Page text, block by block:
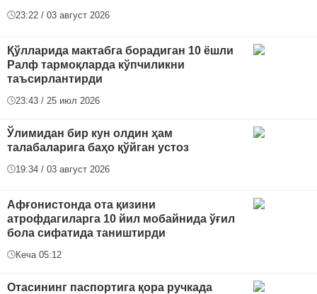
23:22 / 03 август 2026
Қўлларида мактабга борадиган 10 ёшли
Ралф тармоқларда кўпчиликни
таъсирлантирди
23:43 / 25 июл 2026
Ўлимидан бир кун олдин ҳам
талабаларига баҳо қўйган устоз
19:34 / 03 август 2026
Афғонистонда ота қизини
атрофдагиларга 10 йил мобайнида ўғил
бола сифатида таништирди
Кеча 05:12
Отасининг паспортига қора ручкада